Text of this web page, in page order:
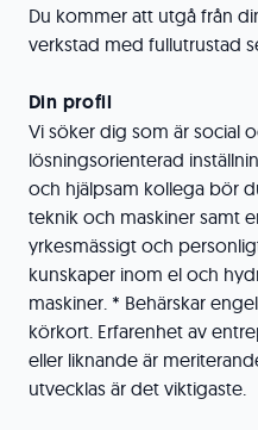
Du kommer att utgå från
verkstad med fullutrustad
Din profil
Vi söker dig som är social
lösningsorienterad
och hjälpsam kollega bör
teknik och maskiner samt
yrkesmässigt och
kunskaper inom el och
maskiner. * Behärskar
körkort. Erfarenhet av
eller liknande är
utvecklas är det viktigaste.